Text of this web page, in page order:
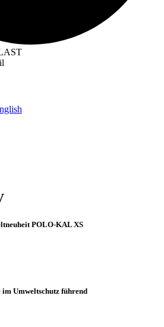
POLO-KAL XS
Umweltschutz führend